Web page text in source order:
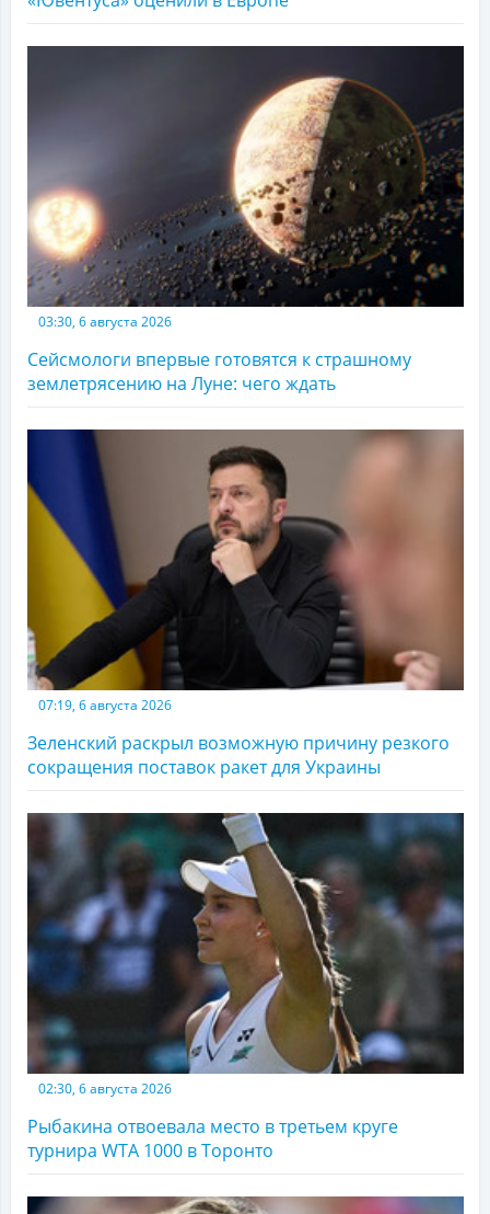
03:30, 6 августа 2026
Сейсмологи впервые готовятся к страшному
землетрясению на Луне: чего ждать
07:19, 6 августа 2026
Зеленский раскрыл возможную причину резкого
сокращения поставок ракет для Украины
02:30, 6 августа 2026
Рыбакина отвоевала место в третьем круге
турнира WTA 1000 в Торонто